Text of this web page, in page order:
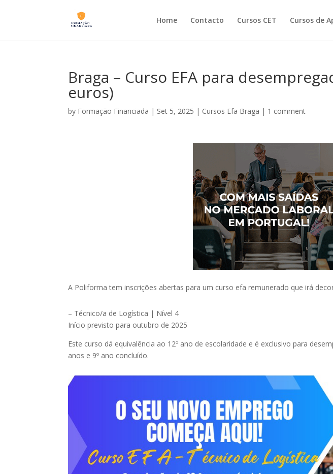
Home Contacto Cursos CET Cursos de
Braga – Curso EFA para
euros)
by Formação Financiada | Set 5, 2025 | Cursos Efa Braga | 1 comment
A Poliforma tem inscrições abertas para um curso efa remunerado que irá
– Técnico/a de Logística | Nível 4
Início previsto para outubro de 2025
Este curso dá equivalência ao 12º ano de escolaridade e é exclusivo para
anos e 9º ano concluído.